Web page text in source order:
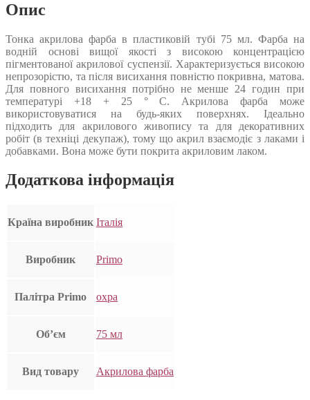
Опис
Тонка акрилова фарба в пластиковій тубі 75 мл. Фарба на
водній основі вищої якості з високою концентрацією
пігментованої акрилової суспензії. Характеризується високою
непрозорістю, та після висихання повністю покривна, матова.
Для повного висихання потрібно не менше 24 годин при
температурі +18 + 25 ° С. Акрилова фарба може
використовуватися на будь-яких поверхнях. Ідеально
підходить для акрилового живопису та для декоративних
робіт (в техніці декупаж), тому що акрил взаємодіє з лаками і
добавками. Вона може бути покрита акриловим лаком.
Додаткова інформація
Країна виробник Італія
Виробник Primo
Палітра Primo охра
Об’єм 75 мл
Вид товару Акрилова фарба